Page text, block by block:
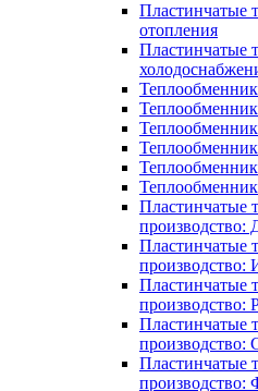
Пластинчатые
отопления
Пластинчатые
Пластинчатые
производство:
Пластинчатые
производство:
Пластинчатые
производство:
Пластинчатые
производство:
Пластинчатые
производство: